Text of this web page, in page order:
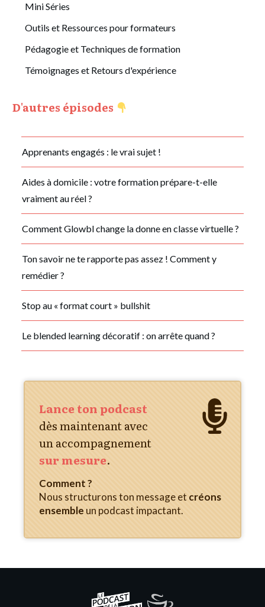
Mini Séries
Outils et Ressources pour formateurs
Pédagogie et Techniques de formation
Témoignages et Retours d'expérience
D'autres épisodes
Apprenants engagés : le vrai sujet !
Aides à domicile : votre formation prépare-t-elle
vraiment au réel ?
Comment Glowbl change la donne en classe virtuelle ?
Ton savoir ne te rapporte pas assez ! Comment y
remédier ?
Stop au « format court » bullshit
Le blended learning décoratif : on arrête quand ?
Lance ton podcast
dès maintenantavec
un accompagnement
sur mesure.
Comment ?
Nous structurons ton message et créons
ensemble un podcast impactant.